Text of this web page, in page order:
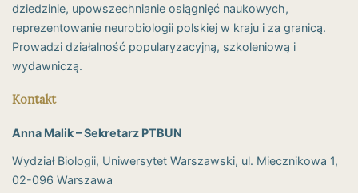
dziedzinie, upowszechnianie osiągnięć naukowych,
reprezentowanie neurobiologii polskiej w kraju i za granicą.
Prowadzi działalność popularyzacyjną, szkoleniową i
wydawniczą.
Kontakt
Anna Malik – Sekretarz PTBUN
Wydział Biologii, Uniwersytet Warszawski, ul. Miecznikowa 1,
02-096 Warszawa